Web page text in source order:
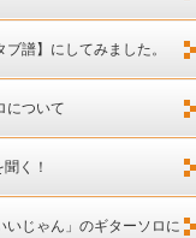
譜】にしてみました。
について
く！
いじゃん」のギターソロに